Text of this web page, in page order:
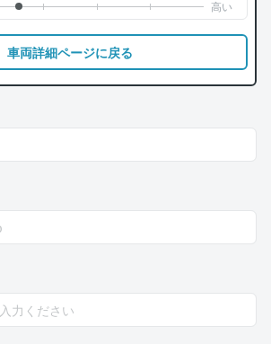
車両詳細ページに戻る